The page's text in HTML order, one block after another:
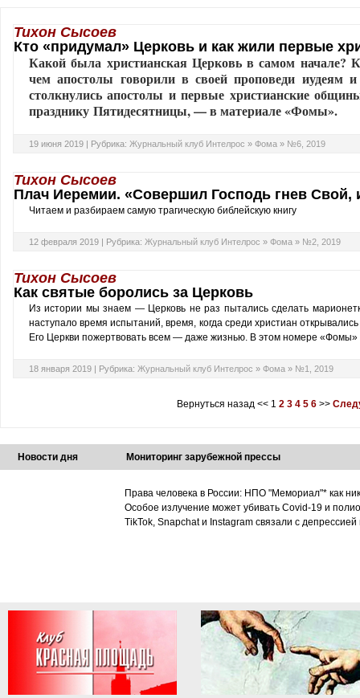
Тихон Сысоев
Кто «придумал» Церковь и как жили первые
Какой была христианская Церковь в самом начале?
чем апостолы говорили в своей проповеди иудеям
столкнулись апостолы и первые христианские
празднику Пятидесятницы, — в материале «Фомы».
19 июня 2019 | Рубрика: Журнальный клуб Интелрос » Фома » №6, 2019
Тихон Сысоев
Плач Иеремии. «Совершил Господь гнев Свой,
Читаем и разбираем самую трагическую библейскую книгу
12 февраля 2019 | Рубрика: Журнальный клуб Интелрос » Фома » №2, 2019
Тихон Сысоев
Как святые боролись за Церковь
Из истории мы знаем — Церковь не раз пытались сделать
наступало время испытаний, время, когда среди христиан
Его Церкви пожертвовать всем — даже жизнью. В этом номере
18 января 2019 | Рубрика: Журнальный клуб Интелрос » Фома » №1, 2019
Вернуться назад<< 1 2 3 4 5 6>>
Новости дня Мониторинг зарубежной прессы
Права человека в России: НПО "Мемориал"* как
Особое излучение может убивать Covid-19 и
TikTok, Snapchat и Instagram связали с